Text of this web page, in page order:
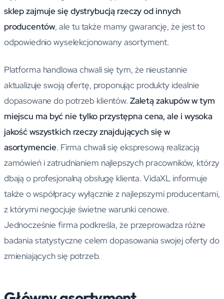
sklep zajmuje się dystrybucją rzeczy od innych
producentów, ale tu także mamy gwarancję, że jest to
odpowiednio wyselekcjonowany asortyment.
Platforma handlowa chwali się tym, że nieustannie
aktualizuje swoją ofertę, proponując produkty idealnie
dopasowane do potrzeb klientów. Zaletą zakupów w tym
miejscu ma być nie tylko przystępna cena, ale i wysoka
jakość wszystkich rzeczy znajdujących się w
asortymencie. Firma chwali się ekspresową realizacją
zamówień i zatrudnianiem najlepszych pracowników, którzy
dbają o profesjonalną obsługę klienta. VidaXL informuje
także o współpracy wyłącznie z najlepszymi producentami,
z którymi negocjuje świetne warunki cenowe.
Jednocześnie firma podkreśla, że przeprowadza różne
badania statystyczne celem dopasowania swojej oferty do
zmieniających się potrzeb.